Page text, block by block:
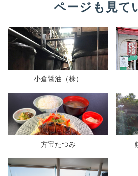
ページも見て
小倉醤油（株）
方宝たつみ